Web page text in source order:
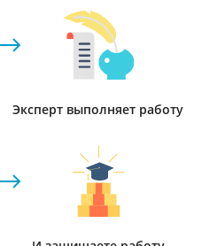
Эксперт выполняет работу